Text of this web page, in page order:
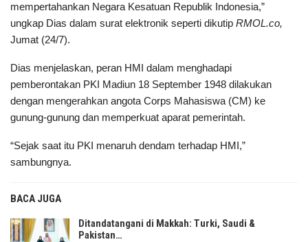
mempertahankan Negara Kesatuan Republik Indonesia,”
ungkap Dias dalam surat elektronik seperti dikutip RMOL.co,
Jumat (24/7).
Dias menjelaskan, peran HMI dalam menghadapi
pemberontakan PKI Madiun 18 September 1948 dilakukan
dengan mengerahkan angota Corps Mahasiswa (CM) ke
gunung-gunung dan memperkuat aparat pemerintah.
“Sejak saat itu PKI menaruh dendam terhadap HMI,”
sambungnya.
BACA JUGA
Ditandatangani di Makkah: Turki, Saudi &
Pakistan…